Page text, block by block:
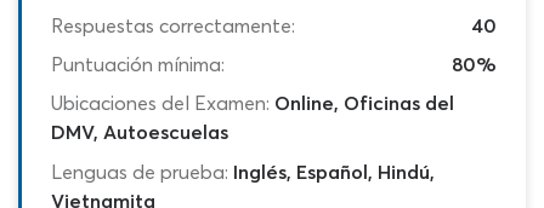
Respuestas correctamente:
40
Puntuación mínima:
80%
Ubicaciones del Examen: Online, Oficinas del
DMV, Autoescuelas
Lenguas de prueba: Inglés, Español, Hindú,
Vietnamita